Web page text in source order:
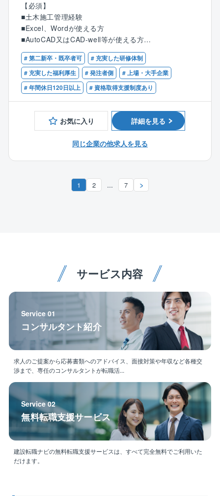
【具体的には】
官公庁からの依頼を受けた発注者への支援業務に従事
します。
国土交通省や農林水産省、自治体など、各エリアの官
公庁が進めるプロジェクトに発注者側の立場で発注者
支援業務に参加頂きます。
◆工事の施工状況の監督補助業務、積算技術業務
◆各関係機関との協議・調整に必要な資料作成業務
◆調査・設計・予算要求・事業計画等の資料作成
もとに業務をお任せしていきます。
※担当する案件は、全国にある道路や河川、橋梁、トン
ネルなど。2～3人のチームで1つの案件を担当していき
【仕事のポイント、魅力】
★官公庁と施工会社の橋渡しがミッション★
工事管理・品質管理を中心に施工計画など各種資料作
成を担い、官公庁サイドの業務をサポートします。
発注者の立場から工事管理を行う、公共性が高く・や
りがいある業務です。
★充実した研修システム★
Web上でBIM/CIM研修や、CAD等業務に必要なソフト
の研修を行っています。
経験が浅い方、施工管理からのキャリアチェンジを希
望される方でも安心して業務に取り組める環境です。
【必須】
■土木施工管理経験
■Excel、Wordが使える方
■AutoCAD又はCAD-well等が使える方
※未経験でも意欲のある方歓迎します
■1級または2級土木施工管理技士
■普通自動車運転免許
【歓迎】
■国、県等の大規模工事の元請経験
# 第二新卒・既卒者可
# 充実した研修体制
# 充実した福利厚生
# 発注者側
# 上場・大手企業
# 年間休日120日以上
# 資格取得支援制度あり
お気に入り 詳細を見る
同じ企業の他求人を見る
1 2 ... 7
サービス内容
Service 01
コンサルタント紹介
求人のご提案から応募書類へのアドバイス、面接対策や年収など各種交
渉まで、専任のコンサルタントが転職活...
Service 02
無料転職支援サービス
建設転職ナビの無料転職支援サービスは、すべて完全無料でご利用いた
だけます。